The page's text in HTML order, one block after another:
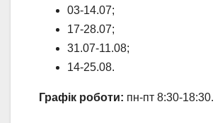
03-14.07;
17-28.07;
31.07-11.08;
14-25.08.
Графік роботи: пн-пт 8:30-18:30.